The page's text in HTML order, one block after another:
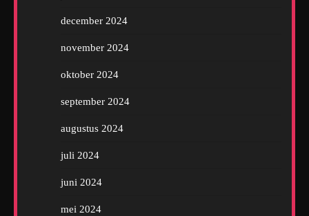
december 2024
november 2024
oktober 2024
september 2024
augustus 2024
juli 2024
juni 2024
mei 2024